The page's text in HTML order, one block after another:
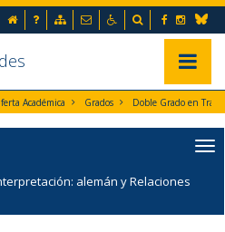
página (alt + s)
+ c)
Facebook
Inicio Preguntas frecuentes
Mapa webContactoAccesibilidad
Buscador
Académica Grados
alemán y Relaciones